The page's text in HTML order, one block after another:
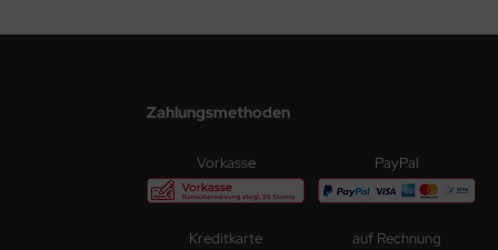
Zahlungsmethoden
Vorkasse PayPal
Kreditkarte auf Rechnung